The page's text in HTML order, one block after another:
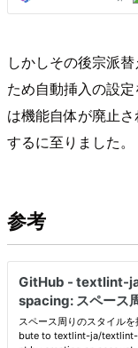
しかしその後宗派
ため自動挿入の設
は機能自体が廃止
するに至りました。
参考